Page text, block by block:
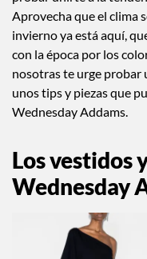
Aprovecha que el clima
invierno ya está aquí,
con la época por los
nosotras te urge probar
unos tips y piezas que
Wednesday Addams.
Los vestidos
Wednesday